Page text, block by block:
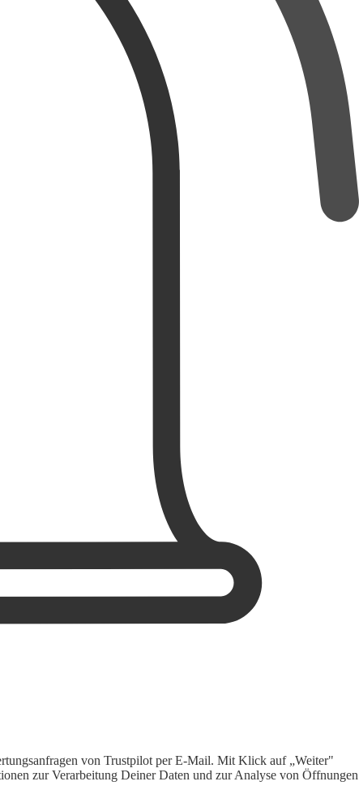
von Trustpilot per E-Mail. Mit Klick auf „Weiter"
zur Verarbeitung Deiner Daten und zur Analyse von Öffnungen